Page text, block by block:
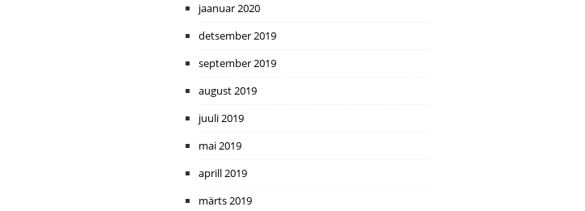
jaanuar 2020
detsember 2019
september 2019
august 2019
juuli 2019
mai 2019
aprill 2019
märts 2019